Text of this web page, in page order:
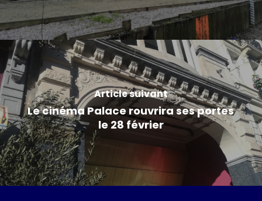
Article suivant
Le cinéma Palace rouvrira ses portes
le 28 février